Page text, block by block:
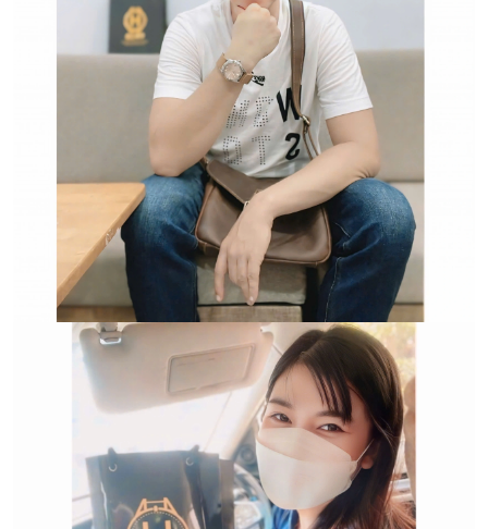
Trường hợp không chấp
nhận đổi hoặc trả sản